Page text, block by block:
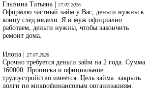
Глызина Татьяна | 27.07.2026
Оформлю частный займ у Вас, деньги нужны к
концу след.недели. Я и муж официално
работаем, деньги нужны, чтобы закончить
ремонт дома.
Илона | 27.07.2026
Срочно требуется деньги займ на 2 года. Сумма
160000. Прописка и официальное
трудоустройство имеется. Цель займа: закрыть
долги по микрофинансовым организациям.